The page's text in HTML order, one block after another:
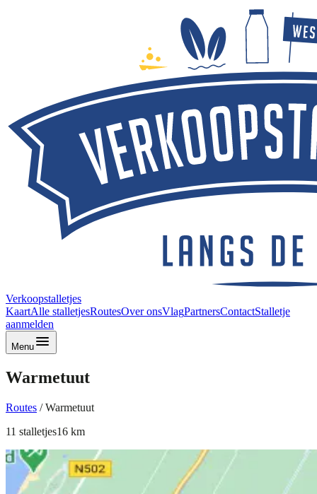
Verkoopstalletjes
KaartAlle stalletjesRoutesOver onsVlagPartnersContactStalletje
aanmelden
Menu
Warmetuut
Routes /Warmetuut
11 stalletjes16 km